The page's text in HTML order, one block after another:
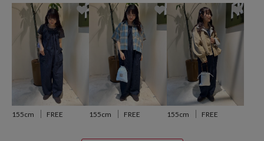
デニムやチノパンと合わせたシンプルカジュアルはもちろん、
スラックスやタイトスカートと合わせてきれいめにまとめるのもおす
キャミワンピやサロペットのインナーとしても使いやすく、ロングシ
ーズン活躍します。
※商品の色味は、商品詳細画像をご確認ください。
155cm FREE 155cm FREE 155cm FREE